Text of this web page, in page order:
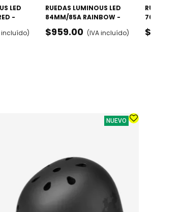
LED
-
incluído)
RUEDAS LUMINOUS LED
84MM/85A RAINBOW -
PACK X4
$959.00 (IVA incluído)
RUEDAS
76MM/85A
PACK X4
$799.00
NUEVO